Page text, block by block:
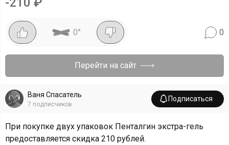
0° 0
Перейти на сайт
Ваня Спасатель
7 подписчиков
Подписаться
При покупке двух упаковок Пенталгин экстра-гель
предоставляется скидка 210 рублей.